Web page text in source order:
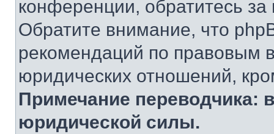
конференции, обратитесь
Обратите внимание, что
рекомендаций по правовым
юридических отношений,
Примечание переводчика:
юридической силы.